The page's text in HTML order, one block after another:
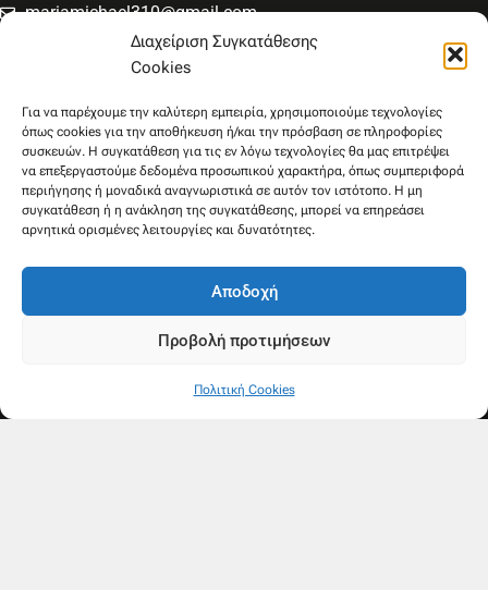
Διαχείριση Συγκατάθεσης
Cookies
Για να παρέχουμε την καλύτερη εμπειρία, χρησιμοποιούμε τεχνολογίες
όπως cookies για την αποθήκευση ή/και την πρόσβαση σε πληροφορίες
συσκευών. Η συγκατάθεση για τις εν λόγω τεχνολογίες θα μας επιτρέψει
να επεξεργαστούμε δεδομένα προσωπικού χαρακτήρα, όπως συμπεριφορά
περιήγησης ή μοναδικά αναγνωριστικά σε αυτόν τον ιστότοπο. Η μη
συγκατάθεση ή η ανάκληση της συγκατάθεσης, μπορεί να επηρεάσει
αρνητικά ορισμένες λειτουργίες και δυνατότητες.
Αποδοχή
Προβολή προτιμήσεων
Πολιτική Cookies
mariamichael310@gmail.com